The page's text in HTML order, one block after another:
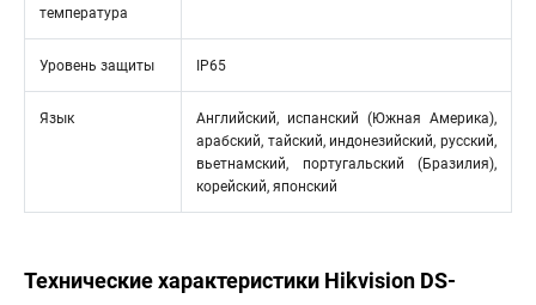
температура
Уровень защиты IP65
Язык
Английский, испанский (Южная Америка),
арабский, тайский, индонезийский, русский,
вьетнамский, португальский (Бразилия),
корейский, японский
Технические характеристики Hikvision DS-